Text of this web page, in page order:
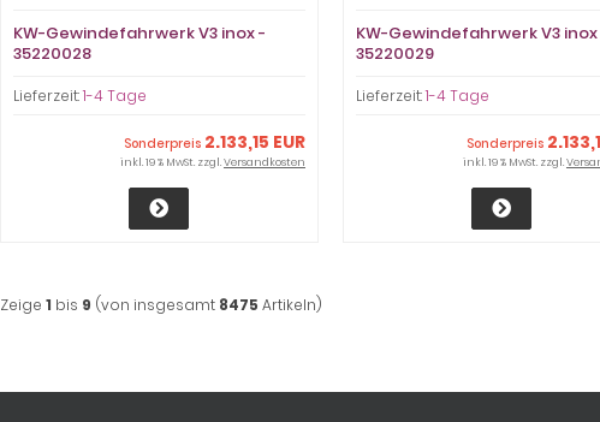
KW-Gewindefahrwerk V3 inox -
35220028
Lieferzeit:1-4 Tage
Sonderpreis 2.133,15 EUR
inkl. 19 % MwSt. zzgl.Versandkosten
KW-Gewindefahrwerk V3 inox
35220029
Lieferzeit:1-4 Tage
Sonderpreis
inkl. 19 % MwSt. zzgl.
Zeige 1 bis 9 (von insgesamt 8475 Artikeln)